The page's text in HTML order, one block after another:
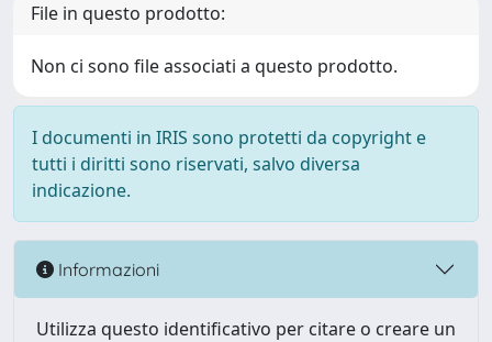
File in questo prodotto:
Non ci sono file associati a questo prodotto.
I documenti in IRIS sono protetti da copyright e
tutti i diritti sono riservati, salvo diversa
indicazione.
Informazioni
Utilizza questo identificativo per citare o creare un